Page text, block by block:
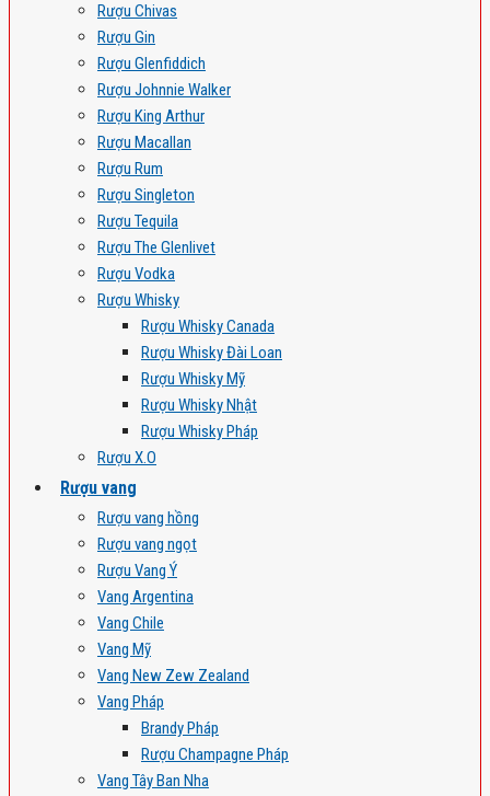
Rượu Chivas
Rượu Gin
Rượu Glenfiddich
Rượu Johnnie Walker
Rượu King Arthur
Rượu Macallan
Rượu Rum
Rượu Singleton
Rượu Tequila
Rượu The Glenlivet
Rượu Vodka
Rượu Whisky
Rượu Whisky Canada
Rượu Whisky Đài Loan
Rượu Whisky Mỹ
Rượu Whisky Nhật
Rượu Whisky Pháp
Rượu X.O
Rượu vang
Rượu vang hồng
Rượu vang ngọt
Rượu Vang Ý
Vang Argentina
Vang Chile
Vang Mỹ
Vang New Zew Zealand
Vang Pháp
Brandy Pháp
Rượu Champagne Pháp
Vang Tây Ban Nha